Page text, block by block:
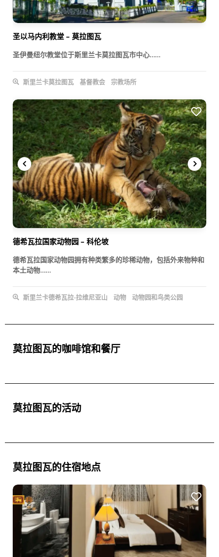
圣以马内利教堂 – 莫拉图瓦
圣伊曼纽尔教堂位于斯里兰卡莫拉图瓦市中心……
斯里兰卡莫拉图瓦 基督教会 宗教场所
德希瓦拉国家动物园 – 科伦坡
德希瓦拉国家动物园拥有种类繁多的珍稀动物，包括外来物种和
本土动物……
斯里兰卡德希瓦拉-拉维尼亚山 动物 动物园和鸟类公园
莫拉图瓦的咖啡馆和餐厅
莫拉图瓦的活动
莫拉图瓦的住宿地点